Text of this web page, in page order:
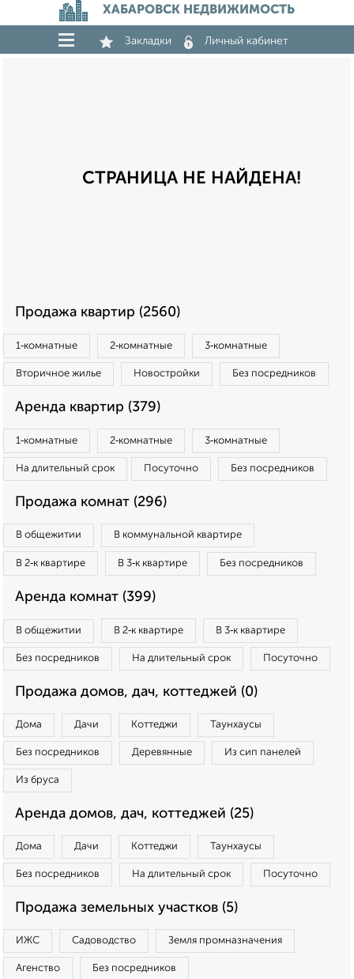
ХАБАРОВСК НЕДВИЖИМОСТЬ
Закладки Личный кабинет
СТРАНИЦА НЕ НАЙДЕНА!
Продажа квартир (2560)
1‑комнатные 2‑комнатные 3‑комнатные
Вторичное жилье Новостройки Без посредников
Аренда квартир (379)
1‑комнатные 2‑комнатные 3‑комнатные
На длительный срок Посуточно Без посредников
Продажа комнат (296)
В общежитии В коммунальной квартире
В 2‑к квартире В 3‑к квартире Без посредников
Аренда комнат (399)
В общежитии В 2‑к квартире В 3‑к квартире
Без посредников На длительный срок Посуточно
Продажа домов, дач, коттеджей (0)
Дома Дачи Коттеджи Таунхаусы
Без посредников Деревянные Из сип панелей
Из бруса
Аренда домов, дач, коттеджей (25)
Дома Дачи Коттеджи Таунхаусы
Без посредников На длительный срок Посуточно
Продажа земельных участков (5)
ИЖС Садоводство Земля промназначения
Агенство Без посредников